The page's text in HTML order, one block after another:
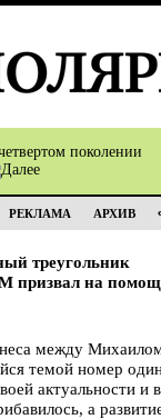
поколении
РЕКЛАМА АРХИВ
треугольник
на
между
темой номер
актуальности
а